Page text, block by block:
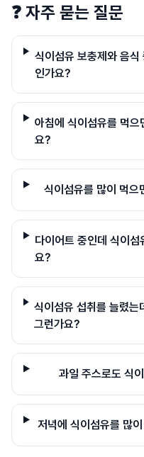
❓ 자주 묻는 질문
식이섬유 보충제와 음식
인가요?
아침에 식이섬유를 먹
요?
식이섬유를 많이 먹으
다이어트 중인데 식이
요?
식이섬유 섭취를 늘렸는
그런가요?
과일 주스로도 식
저녁에 식이섬유를 많